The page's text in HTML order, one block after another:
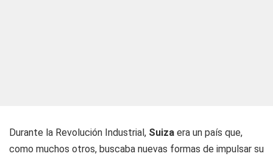
Durante la Revolución Industrial, Suiza era un país que,
como muchos otros, buscaba nuevas formas de impulsar su